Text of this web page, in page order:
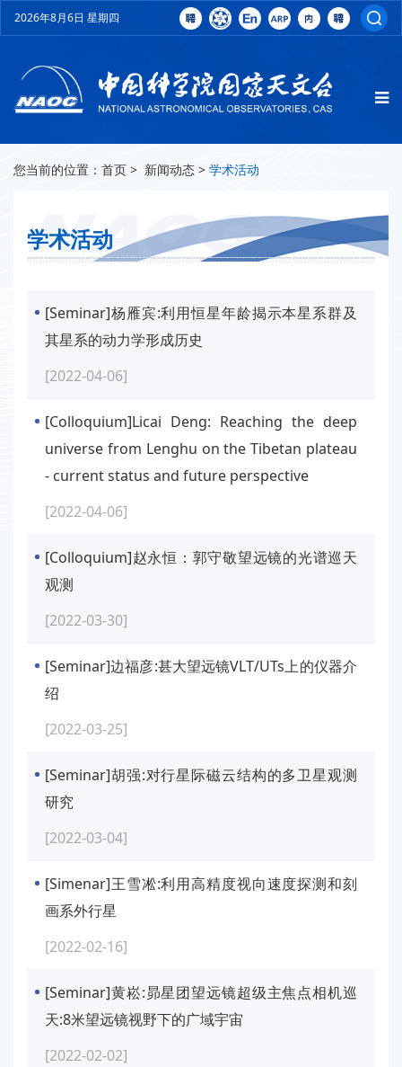
2026年8月6日 星期四
您当前的位置： 首页 > 新闻动态 > 学术活动
学术活动
[Seminar]杨雁宾:利用恒星年龄揭示本星系群及
其星系的动力学形成历史
[2022-04-06]
[Colloquium]Licai Deng: Reaching the deep
universe from Lenghu on the Tibetan plateau
- current status and future perspective
[2022-04-06]
[Colloquium]赵永恒：郭守敬望远镜的光谱巡天
观测
[2022-03-30]
[Seminar]边福彦:甚大望远镜VLT/UTs上的仪器介
绍
[2022-03-25]
[Seminar]胡强:对行星际磁云结构的多卫星观测
研究
[2022-03-04]
[Simenar]王雪凇:利用高精度视向速度探测和刻
画系外行星
[2022-02-16]
[Seminar]黄崧:昴星团望远镜超级主焦点相机巡
天:8米望远镜视野下的广域宇宙
[2022-02-02]